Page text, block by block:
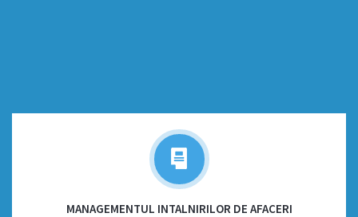
MANAGEMENTUL INTALNIRILOR DE AFACERI